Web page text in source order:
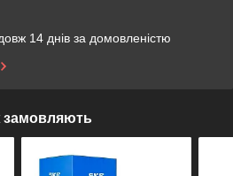
14 днів за домовленістю
замовляють